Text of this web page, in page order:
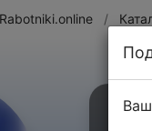
Rabotniki.online /